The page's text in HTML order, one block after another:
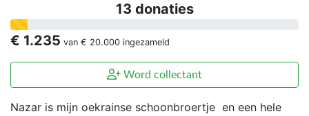
13 donaties
€ 1.235 van € 20.000 ingezameld
Word collectant
Nazar is mijn oekrainse schoonbroertje en een hele